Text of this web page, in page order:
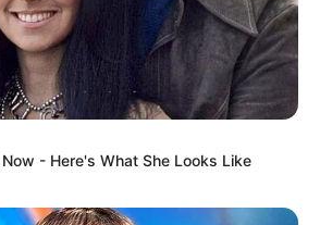
7 Potret
Rumah Berusia
- Here's What She Looks Like